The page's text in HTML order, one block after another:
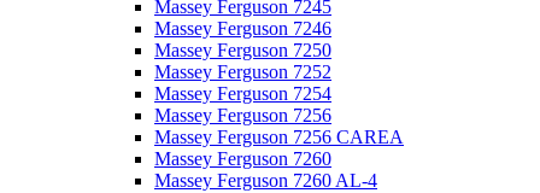
Massey Ferguson 7245
Massey Ferguson 7246
Massey Ferguson 7250
Massey Ferguson 7252
Massey Ferguson 7254
Massey Ferguson 7256
Massey Ferguson 7256 CAREA
Massey Ferguson 7260
Massey Ferguson 7260 AL-4